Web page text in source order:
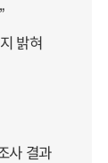
밝혀
사 결과